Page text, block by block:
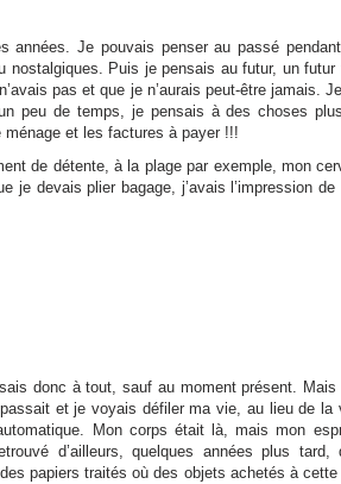
années. Je pouvais penser au passé
nostalgiques. Puis je pensais au futur, un
pas et que je n’aurais peut-être jamais.
peu de temps, je pensais à des choses
et les factures à payer !!!
de détente, à la plage par exemple, mon
je devais plier bagage, j’avais l’impression
donc à tout, sauf au moment présent.
et je voyais défiler ma vie, au lieu de la
Mon corps était là, mais mon
d’ailleurs, quelques années plus tard,
papiers traités où des objets achetés à